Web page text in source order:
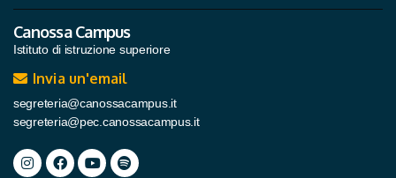
Canossa Campus
Istituto di istruzione superiore
Invia un'email
segreteria@canossacampus.it
segreteria@pec.canossacampus.it